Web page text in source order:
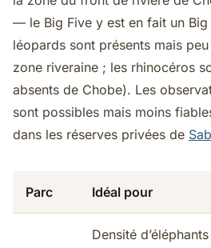
— le Big Five y est en fait un Big
léopards sont présents mais
zone riveraine ; les rhinocéros
absents de Chobe). Les
sont possibles mais moins
dans les réserves privées de
Parc Idéal pour
Densité d’éléphants